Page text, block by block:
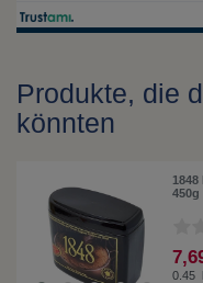
Produkte, die
könnten
0.45